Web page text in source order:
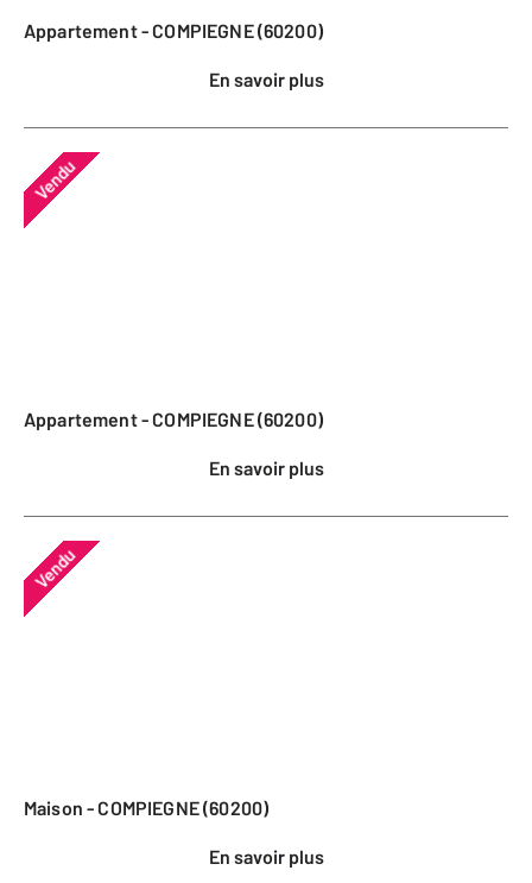
Appartement - COMPIEGNE (60200)
En savoir plus
Vendu
Appartement - COMPIEGNE (60200)
En savoir plus
Vendu
Maison - COMPIEGNE (60200)
En savoir plus